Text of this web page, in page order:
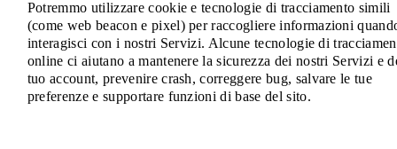
Potremmo utilizzare cookie e tecnologie di tracciamento simili
(come web beacon e pixel) per raccogliere informazioni
interagisci con i nostri Servizi. Alcune tecnologie di
online ci aiutano a mantenere la sicurezza dei nostri Servizi e
tuo account, prevenire crash, correggere bug, salvare le tue
preferenze e supportare funzioni di base del sito.